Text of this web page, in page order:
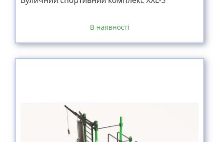
В наявності